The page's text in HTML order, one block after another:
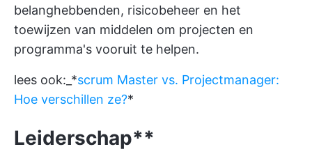
belanghebbenden, risicobeheer en het
toewijzen van middelen om projecten en
programma's vooruit te helpen.
lees ook:_*scrum Master vs. Projectmanager:
Hoe verschillen ze?*
Leiderschap**